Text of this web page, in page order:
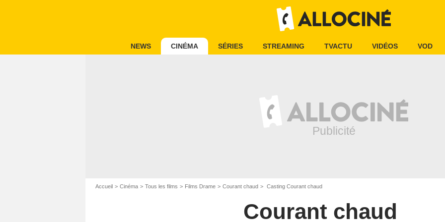
NEWS CINÉMA SÉRIES STREAMING TVACTU VIDÉOS VOD
Accueil Cinéma Tous les films Films Drame Courant chaud Casting Courant chaud
Courant chaud